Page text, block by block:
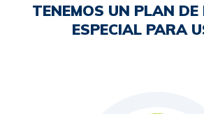
TENEMOS UN PLAN
ESPECIAL PARA